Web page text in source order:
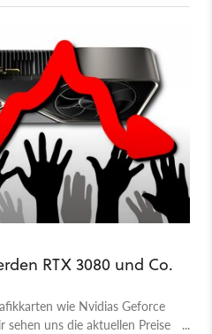
RTX 3080 und Co.
wie Nvidias Geforce
uns die aktuellen Preise